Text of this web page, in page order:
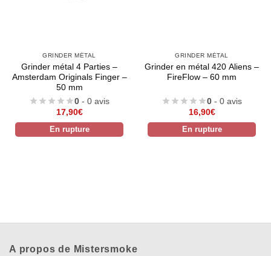
GRINDER MÉTAL
Grinder métal 4 Parties –
Amsterdam Originals Finger –
50 mm
0 - 0 avis
17,90€
En rupture
GRINDER MÉTAL
Grinder en métal 420 Aliens –
FireFlow – 60 mm
0 - 0 avis
16,90€
En rupture
A propos de Mistersmoke